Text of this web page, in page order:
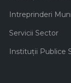
Intreprinderi
Servicii Sector
Instituţii Publice